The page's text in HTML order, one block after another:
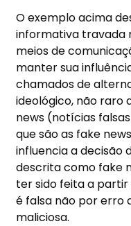
O exemplo acima
informativa travada
meios de
manter sua
chamados de
ideológico, não raro
news (notícias
que são as fake
influencia a decisão
descrita como fake
ter sido feita a
é falsa não por erro
maliciosa.